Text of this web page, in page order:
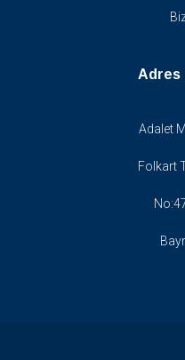
Adres
Adalet
Folkart